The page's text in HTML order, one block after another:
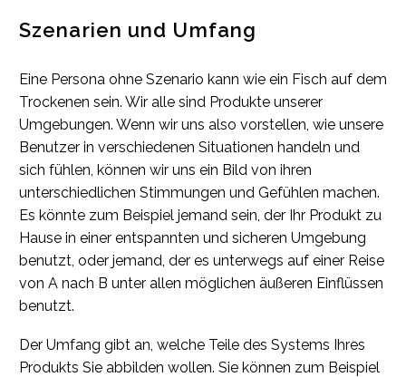
Szenarien und Umfang
Eine Persona ohne Szenario kann wie ein Fisch auf dem
Trockenen sein. Wir alle sind Produkte unserer
Umgebungen. Wenn wir uns also vorstellen, wie unsere
Benutzer in verschiedenen Situationen handeln und
sich fühlen, können wir uns ein Bild von ihren
unterschiedlichen Stimmungen und Gefühlen machen.
Es könnte zum Beispiel jemand sein, der Ihr Produkt zu
Hause in einer entspannten und sicheren Umgebung
benutzt, oder jemand, der es unterwegs auf einer Reise
von A nach B unter allen möglichen äußeren Einflüssen
benutzt.
Der Umfang gibt an, welche Teile des Systems Ihres
Produkts Sie abbilden wollen. Sie können zum Beispiel